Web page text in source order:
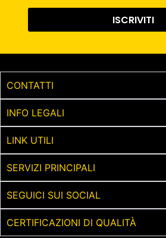
ISCRIVITI
CONTATTI
INFO LEGALI
LINK UTILI
SERVIZI PRINCIPALI
SEGUICI SUI SOCIAL
CERTIFICAZIONI DI QUALITÀ